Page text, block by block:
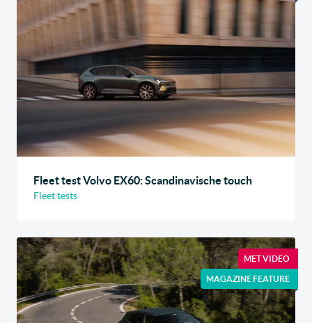
Fleet test Volvo EX60: Scandinavische touch
Fleet tests
MET VIDEO
MAGAZINE FEATURE